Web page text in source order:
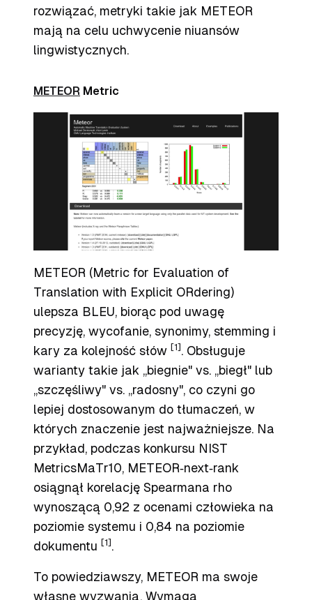
rozwiązać, metryki takie jak METEOR
mają na celu uchwycenie niuansów
lingwistycznych.
METEOR Metric
METEOR (Metric for Evaluation of
Translation with Explicit ORdering)
ulepsza BLEU, biorąc pod uwagę
precyzję, wycofanie, synonimy, stemming i
kary za kolejność słów [1] . Obsługuje
warianty takie jak „biegnie" vs. „biegł" lub
„szczęśliwy" vs. „radosny", co czyni go
lepiej dostosowanym do tłumaczeń, w
których znaczenie jest najważniejsze. Na
przykład, podczas konkursu NIST
MetricsMaTr10, METEOR‑next‑rank
osiągnął korelację Spearmana rho
wynoszącą 0,92 z ocenami człowieka na
poziomie systemu i 0,84 na poziomie
dokumentu [1] .
To powiedziawszy, METEOR ma swoje
własne wyzwania. Wymaga